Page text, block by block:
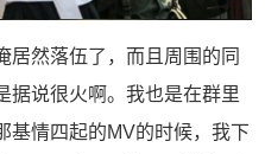
居然落伍了，而且周围的同
据说很火啊。我也是在群里
基情四起的MV的时候，我下